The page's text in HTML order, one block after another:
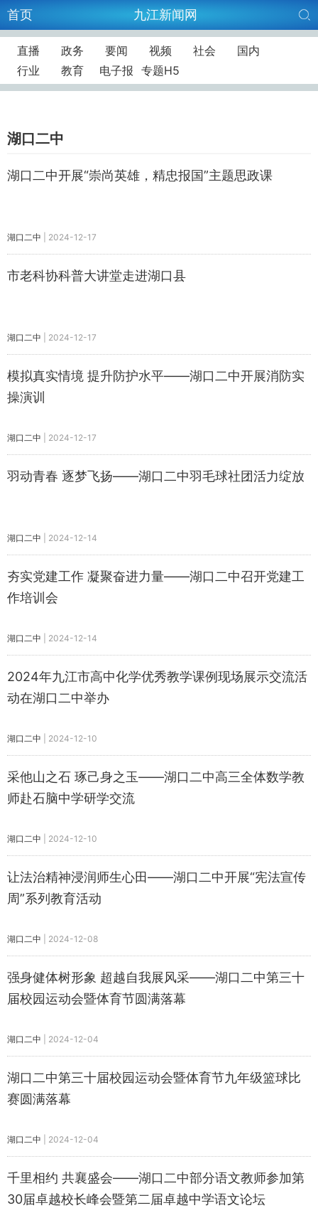
首页 九江新闻网
直播 政务 要闻 视频 社会
国内
行业
教育 电子报 专题H5
湖口二中
湖口二中开展“崇尚英雄，精忠报国”主题思政课
湖口二中 2024-12-17
市老科协科普大讲堂走进湖口县
湖口二中 2024-12-17
模拟真实情境 提升防护水平——湖口二中开展消防实
操演训
湖口二中 2024-12-17
羽动青春 逐梦飞扬——湖口二中羽毛球社团活力绽放
湖口二中 2024-12-14
夯实党建工作 凝聚奋进力量——湖口二中召开党建工
作培训会
湖口二中 2024-12-14
2024年九江市高中化学优秀教学课例现场展示交流活
动在湖口二中举办
湖口二中 2024-12-10
采他山之石 琢己身之玉——湖口二中高三全体数学教
师赴石脑中学研学交流
湖口二中 2024-12-10
让法治精神浸润师生心田——湖口二中开展“宪法宣传
周”系列教育活动
湖口二中 2024-12-08
强身健体树形象 超越自我展风采——湖口二中第三十
届校园运动会暨体育节圆满落幕
湖口二中 2024-12-04
湖口二中第三十届校园运动会暨体育节九年级篮球比
赛圆满落幕
湖口二中 2024-12-04
千里相约 共襄盛会——湖口二中部分语文教师参加第
30届卓越校长峰会暨第二届卓越中学语文论坛